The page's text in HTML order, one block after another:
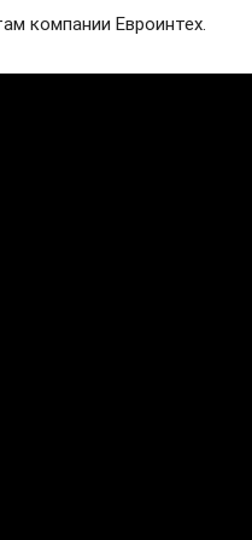
компании Евроинтех.